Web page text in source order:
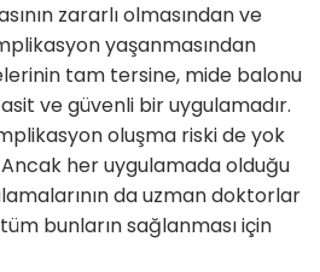
zararlı olmasından ve
yaşanmasından
tam tersine, mide balonu
ve güvenli bir uygulamadır.
oluşma riski de yok
her uygulamada olduğu
da uzman doktorlar
bunların sağlanması için